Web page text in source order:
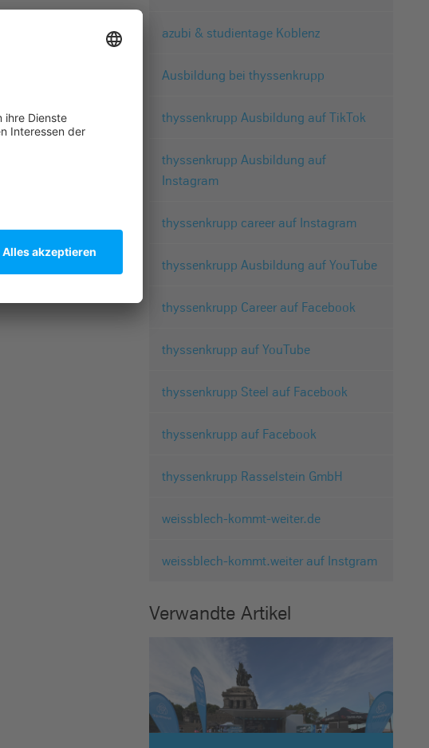
azubi & studientage Koblenz
Ausbildung bei thyssenkrupp
thyssenkrupp Ausbildung auf TikTok
thyssenkrupp Ausbildung auf
Instagram
thyssenkrupp career auf Instagram
thyssenkrupp Ausbildung auf YouTube
thyssenkrupp Career auf Facebook
thyssenkrupp auf YouTube
thyssenkrupp Steel auf Facebook
thyssenkrupp auf Facebook
thyssenkrupp Rasselstein GmbH
weissblech-kommt-weiter.de
weissblech-kommt.weiter auf Instgram
Verwandte Artikel